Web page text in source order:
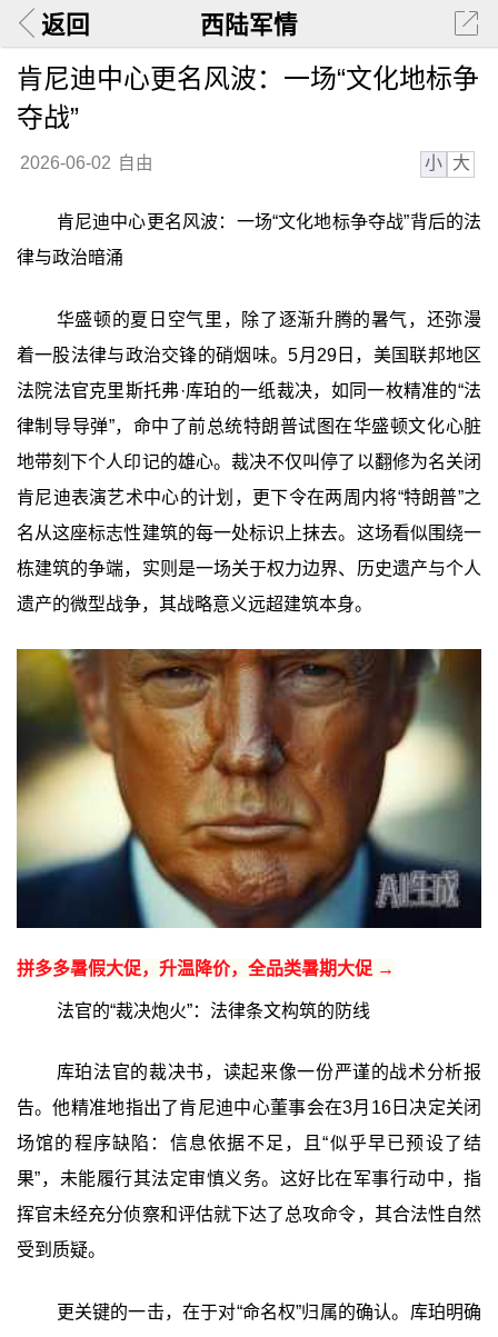
返回 西陆军情
肯尼迪中心更名风波：一场“文化地标争
夺战”
2026-06-02 自由 小 大
肯尼迪中心更名风波：一场“文化地标争夺战”背后的法
律与政治暗涌
华盛顿的夏日空气里，除了逐渐升腾的暑气，还弥漫
着一股法律与政治交锋的硝烟味。5月29日，美国联邦地区
法院法官克里斯托弗·库珀的一纸裁决，如同一枚精准的“法
律制导导弹”，命中了前总统特朗普试图在华盛顿文化心脏
地带刻下个人印记的雄心。裁决不仅叫停了以翻修为名关闭
肯尼迪表演艺术中心的计划，更下令在两周内将“特朗普”之
名从这座标志性建筑的每一处标识上抹去。这场看似围绕一
栋建筑的争端，实则是一场关于权力边界、历史遗产与个人
遗产的微型战争，其战略意义远超建筑本身。
拼多多暑假大促，升温降价，全品类暑期大促 →
法官的“裁决炮火”：法律条文构筑的防线
库珀法官的裁决书，读起来像一份严谨的战术分析报
告。他精准地指出了肯尼迪中心董事会在3月16日决定关闭
场馆的程序缺陷：信息依据不足，且“似乎早已预设了结
果”，未能履行其法定审慎义务。这好比在军事行动中，指
挥官未经充分侦察和评估就下达了总攻命令，其合法性自然
受到质疑。
更关键的一击，在于对“命名权”归属的确认。库珀明确